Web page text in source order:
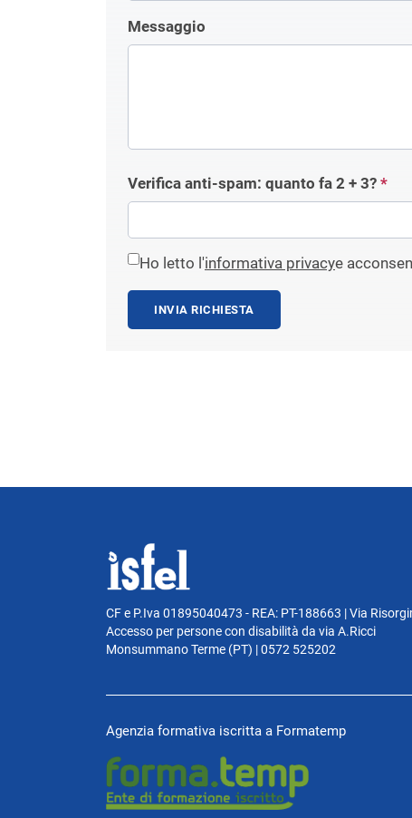
Messaggio
Verifica anti-spam: quanto fa 2 + 3? *
Ho letto l'informativa privacye
INVIA RICHIESTA
CF e P.Iva 01895040473 - REA: PT-188663 | Via
Accesso per persone con disabilità da via A.Ricci
Monsummano Terme (PT) | 0572 525202
Agenzia formativa iscritta a Formatemp